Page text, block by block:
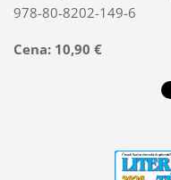
978-80-8202-149-6
Cena: 10,90 €